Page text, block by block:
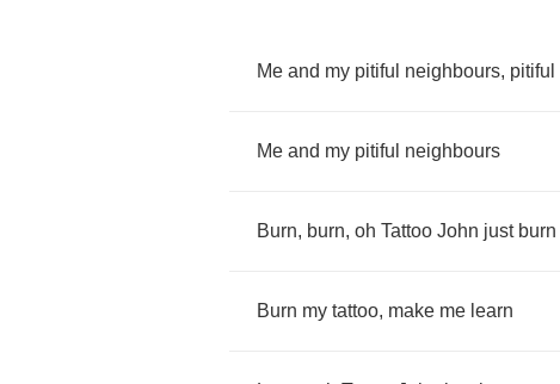
Me and my pitiful neighbours, pitiful
Me and my pitiful neighbours
Burn, burn, oh Tattoo John just burn
Burn my tattoo, make me learn